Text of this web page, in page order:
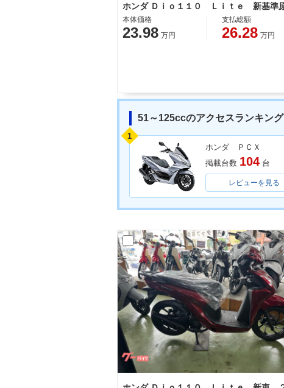
本体価格
23.98 万円
支払総額
26.28 万円
51～125ccのアクセスランキング
1
ホンダ ＰＣＸ
掲載台数 104 台
レビューを見る